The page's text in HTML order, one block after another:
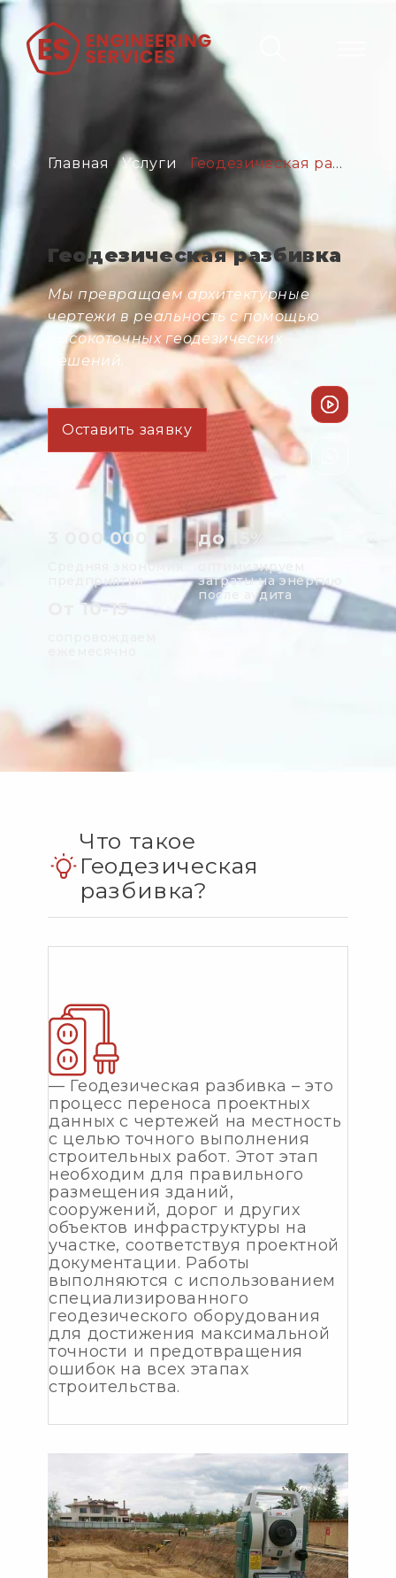
Главная /Услуги Геодезическая разбивка
Геодезическая разбивка
Мы превращаем архитектурные
чертежи в реальность с помощью
высокоточных геодезических
решений.
Оставить заявку
3 000 000
Средняя экономия
предприятия
до 15%
оптимизируем
затраты на энергию
после аудита
От 10-15
Что такое
Геодезическая
разбивка?
— Геодезическая разбивка – это
процесс переноса проектных
данных с чертежей на местность
с целью точного выполнения
строительных работ. Этот этап
необходим для правильного
размещения зданий,
сооружений, дорог и других
объектов инфраструктуры на
участке, соответствуя проектной
документации. Работы
выполняются с использованием
специализированного
геодезического оборудования
для достижения максимальной
точности и предотвращения
ошибок на всех этапах
строительства.